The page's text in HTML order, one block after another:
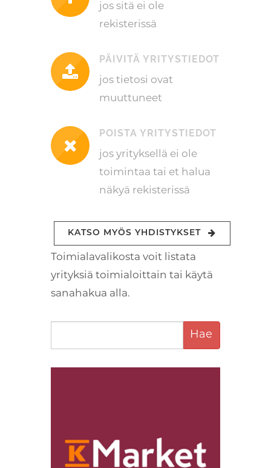
jos sitä ei ole
rekisterissä
PÄIVITÄ YRITYSTIEDOT
jos tietosi ovat
muuttuneet
POISTA YRITYSTIEDOT
jos yrityksellä ei ole
toimintaa tai et halua
näkyä rekisterissä
KATSO MYÖS YHDISTYKSET
Toimialavalikosta voit listata
yrityksiä toimialoittain tai käytä
sanahakua alla.